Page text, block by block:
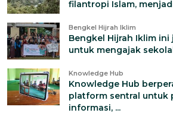
filantropi Islam,
Bengkel Hijrah Iklim
Bengkel Hijrah Iklim
untuk mengajak
Knowledge Hub
Knowledge Hub
platform sentral untuk
informasi, ...